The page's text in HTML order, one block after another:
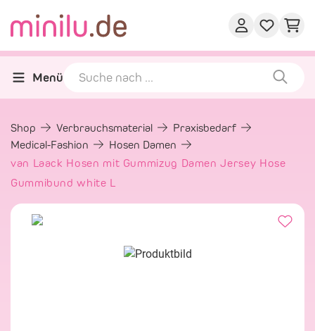
Menü
Shop Verbrauchsmaterial
Praxisbedarf
Medical-Fashion
Hosen Damen
van Laack Hosen mit Gummizug Damen Jersey Hose
Gummibund white L